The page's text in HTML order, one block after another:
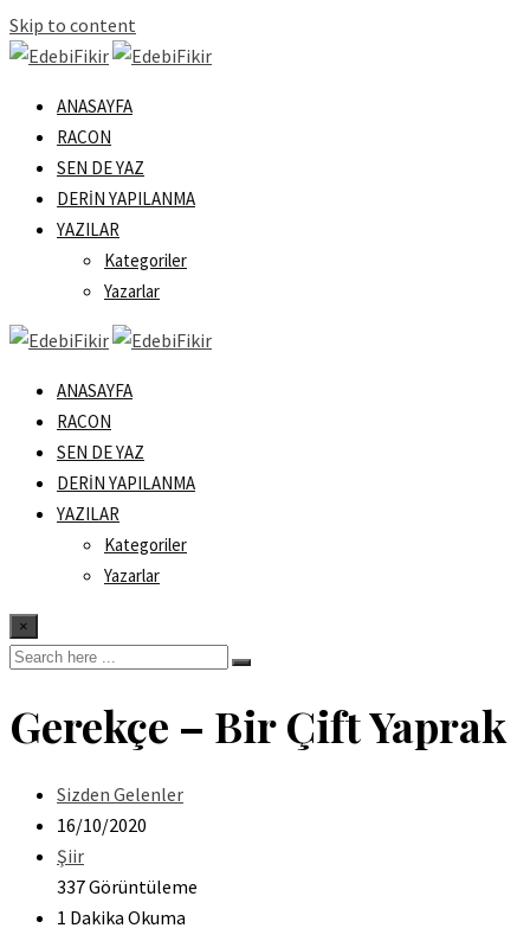
Skip to content
ANASAYFA
RACON
SEN DE YAZ
DERIN YAPILANMA
YAZILAR
Kategoriler
Yazarlar
ANASAYFA
RACON
SEN DE YAZ
DERIN YAPILANMA
YAZILAR
Kategoriler
Yazarlar
×
Gerekçe – Bir Çift Yaprak
Sizden Gelenler
16/10/2020
Şiir
337 Görüntüleme
1 Dakika Okuma